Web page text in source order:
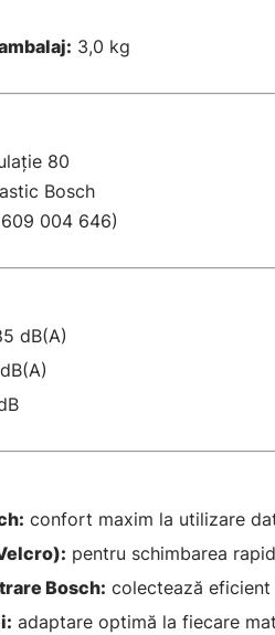
3,0 kg
80
Bosch
004 646)
dB(A)
confort maxim la utilizare
pentru schimbarea
Bosch: colectează
adaptare optimă la fiecare